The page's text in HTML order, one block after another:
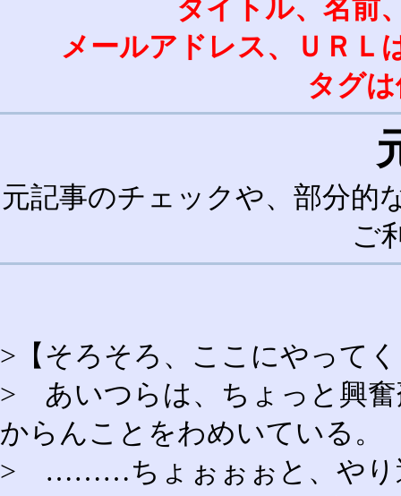
タイトル、名前
メールアドレス、ＵＲＬ
タグ
元記事のチェックや、部分的
ご
>【そろそろ、ここにやって
> あいつらは、ちょっと興
からんことをわめいている。
> ………ちょぉぉぉと、やり